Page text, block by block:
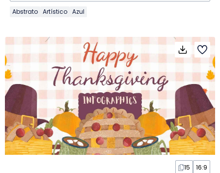
Abstrato Artístico Azul
15 16:9